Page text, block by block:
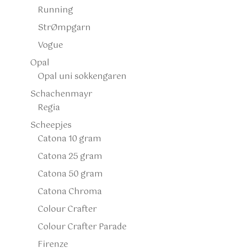
Running
StrØmpgarn
Vogue
Opal
Opal uni sokkengaren
Schachenmayr
Regia
Scheepjes
Catona 10 gram
Catona 25 gram
Catona 50 gram
Catona Chroma
Colour Crafter
Colour Crafter Parade
Firenze